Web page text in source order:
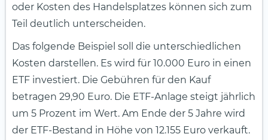
oder Kosten des Handelsplatzes können sich zum
Teil deutlich unterscheiden.
Das folgende Beispiel soll die unterschiedlichen
Kosten darstellen. Es wird für 10.000 Euro in einen
ETF investiert. Die Gebühren für den Kauf
betragen 29,90 Euro. Die ETF-Anlage steigt jährlich
um 5 Prozent im Wert. Am Ende der 5 Jahre wird
der ETF-Bestand in Höhe von 12.155 Euro verkauft.